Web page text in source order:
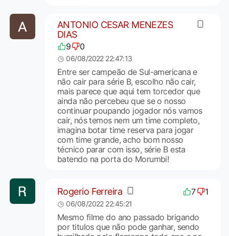
ANTONIO CESAR MENEZES
DIAS
9 0
06/08/2022 22:47:13
Entre ser campeão de Sul-americana e
não cair para série B, escolho não cair,
mais parece que aqui tem torcedor que
ainda não percebeu que se o nosso
continuar poupando jogador nós vamos
cair, nós temos nem um time completo,
imagina botar time reserva para jogar
com time grande, acho bom nosso
técnico parar com isso, série B esta
batendo na porta do Morumbi!
Rogerio Ferreira 7 1
06/08/2022 22:45:21
Mesmo filme do ano passado brigando
por titulos que não pode ganhar, sendo